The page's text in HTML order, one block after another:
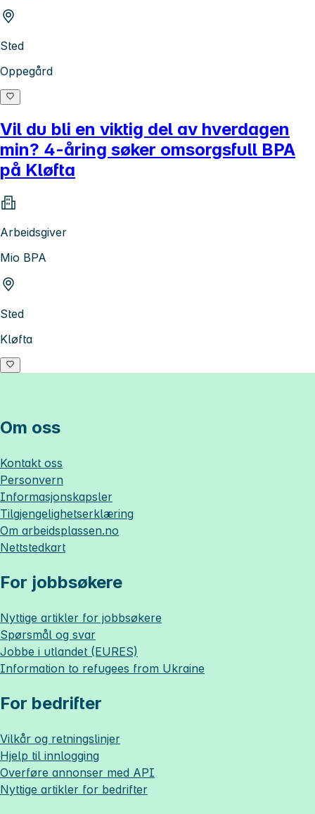
Sted
Oppegård
Vil du bli en viktig del av hverdagen
min? 4-åring søker omsorgsfull BPA
på Kløfta
Arbeidsgiver
Mio BPA
Sted
Kløfta
Om oss
Kontakt oss
Personvern
Informasjonskapsler
Tilgjengelighetserklæring
Om arbeidsplassen.no
Nettstedkart
For jobbsøkere
Nyttige artikler for jobbsøkere
Spørsmål og svar
Jobbe i utlandet (EURES)
Information to refugees from Ukraine
For bedrifter
Vilkår og retningslinjer
Hjelp til innlogging
Overføre annonser med API
Nyttige artikler for bedrifter